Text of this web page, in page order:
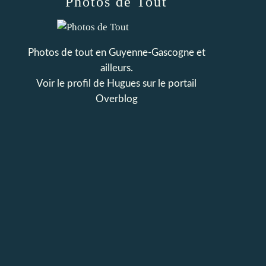
Photos de tout en Guyenne-Gascogne et
ailleurs.
Voir le profil de Hugues sur le portail
Overblog